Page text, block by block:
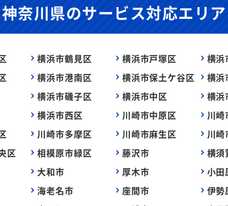
神奈川県のサービス対応エリア
横浜市鶴見区 横浜市戸塚区
横浜
横浜市港南区 横浜市保土ケ谷区
横浜
横浜市磯子区 横浜市中区
横浜
横浜市西区 川崎市中原区
川
川崎市多摩区 川崎市麻生区
川
区 相模原市緑区 藤沢市
横須
大和市 厚木市
小田
海老名市 座間市
伊勢